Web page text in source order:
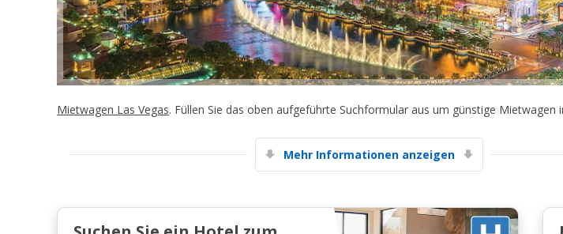
Top-Ersparnisses
Erhalten Sie Zugang zu
Mietwagen Las Vegas. Füllen Sie das oben aufgeführte Suchformular aus um günstige Mietwagen
Mehr Informationen anzeigen